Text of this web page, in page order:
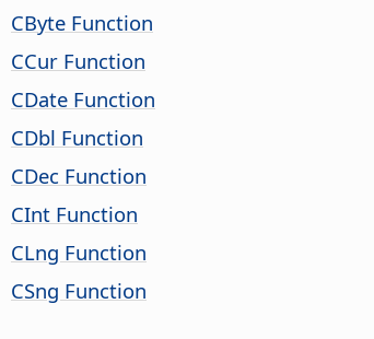
CByte Function
CCur Function
CDate Function
CDbl Function
CDec Function
CInt Function
CLng Function
CSng Function